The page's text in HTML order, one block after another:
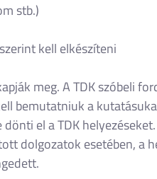
stb.)
kell elkészíteni
meg. A TDK szóbeli
bemutatniuk a
el a TDK
dolgozatok esetében, a